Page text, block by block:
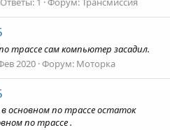
трассе сам компьютер засадил.
2020 Форум: Моторка
основном по трассе остаток
по трассе .